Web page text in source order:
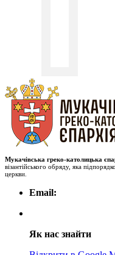
Мукачівська греко-католицька
візантійського обряду, яка
церкви.
Email:
Як нас знайти